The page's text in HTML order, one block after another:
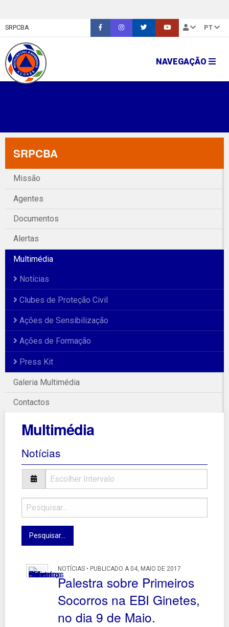
SRPCBA PT
NAVEGAÇÃO
SRPCBA
Missão
Agentes
Documentos
Alertas
Multimédia
Notícias
Clubes de Proteção Civil
Ações de Sensibilização
Ações de Formação
Press Kit
Galeria Multimédia
Contactos
Multimédia
Notícias
NOTÍCIAS • PUBLICADO A 04, MAIO DE 2017
Palestra sobre Primeiros
Socorros na EBI Ginetes,
no dia 9 de Maio.